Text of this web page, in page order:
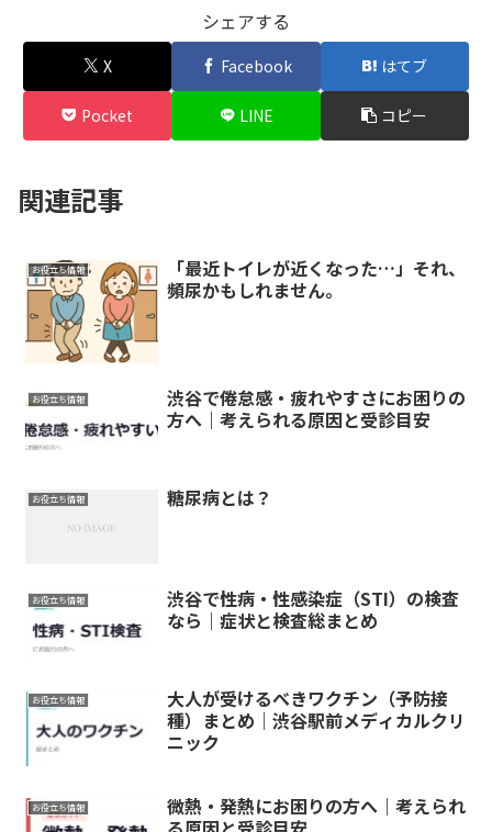
シェアする
X Facebook はてブ
Pocket LINE コピー
関連記事
お役立ち情報
「最近トイレが近くなった…」それ、
頻尿かもしれません。
お役立ち情報
渋谷で倦怠感・疲れやすさにお困りの
方へ｜考えられる原因と受診目安
お役立ち情報 糖尿病とは？
お役立ち情報
渋谷で性病・性感染症（STI）の検査
なら｜症状と検査総まとめ
お役立ち情報
大人が受けるべきワクチン（予防接
種）まとめ｜渋谷駅前メディカルクリ
ニック
お役立ち情報
微熱・発熱にお困りの方へ｜考えられ